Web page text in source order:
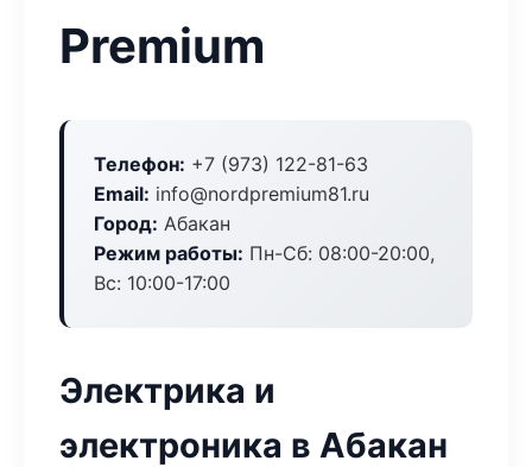
Premium
Телефон: +7 (973) 122-81-63
Email: info@nordpremium81.ru
Город: Абакан
Режим работы: Пн-Сб: 08:00-20:00,
Вс: 10:00-17:00
Электрика и
электроника в Абакан